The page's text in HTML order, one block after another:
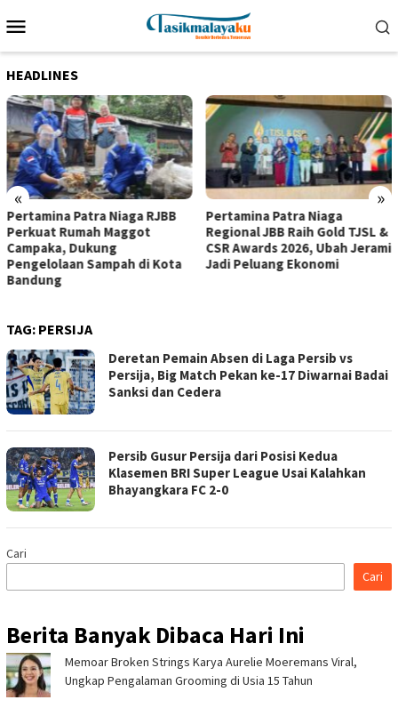
ke
Mobile
HEADLINES
« »
Pertamina Patra Niaga RJBB
Perkuat Rumah Maggot
Campaka, Dukung
Pengelolaan Sampah di Kota
Bandung
Pertamina Patra Niaga
Regional JBB Raih Gold TJSL &
CSR Awards 2026, Ubah Jerami
Jadi Peluang Ekonomi
TAG: PERSIJA
Deretan Pemain Absen di Laga Persib vs
Persija, Big Match Pekan ke-17 Diwarnai Badai
Sanksi dan Cedera
Persib Gusur Persija dari Posisi Kedua
Klasemen BRI Super League Usai Kalahkan
Bhayangkara FC 2-0
Cari
Cari
Berita Banyak Dibaca Hari Ini
Memoar Broken Strings Karya Aurelie Moeremans Viral,
Ungkap Pengalaman Grooming di Usia 15 Tahun